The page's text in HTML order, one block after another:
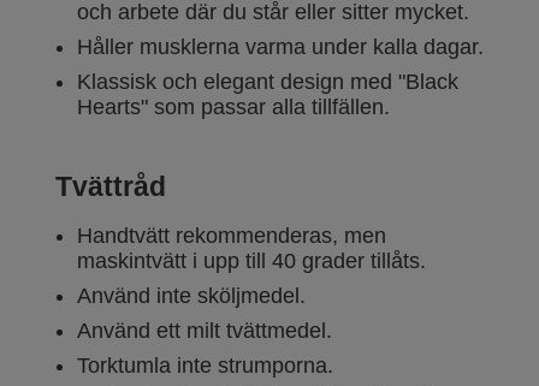
och arbete där du står eller sitter mycket.
Håller musklerna varma under kalla dagar.
Klassisk och elegant design med "Black
Hearts" som passar alla tillfällen.
Tvättråd
Handtvätt rekommenderas, men
maskintvätt i upp till 40 grader tillåts.
Använd inte sköljmedel.
Använd ett milt tvättmedel.
Torktumla inte strumporna.